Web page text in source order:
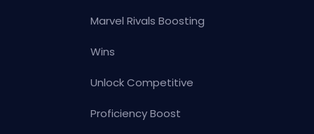
Marvel Rivals Boosting
Wins
Unlock Competitive
Proficiency Boost